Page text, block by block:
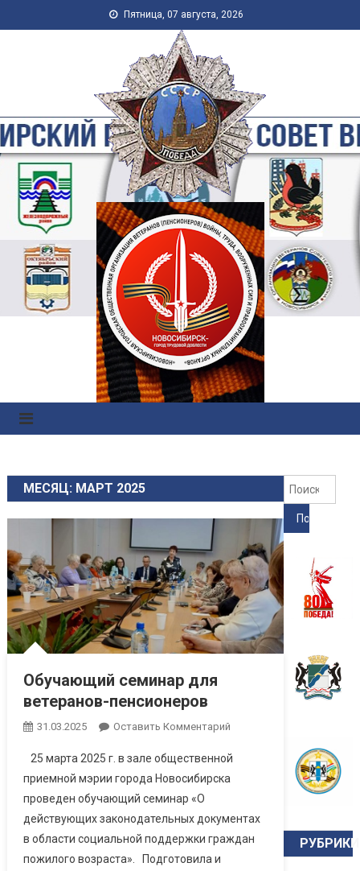
Пятница, 07 августа, 2026
Новосибирская Городская
Общественная Организация
Ветеранов-Пенсионеров
Войны, Труда, Военной
Службы и
Правоохранительных
Органов
МЕСЯЦ: МАРТ 2025
Обучающий семинар для
ветеранов-пенсионеров
31.03.2025 Оставить Комментарий
25 марта 2025 г. в зале общественной
приемной мэрии города Новосибирска
проведен обучающий семинар «О
действующих законодательных документах
в области социальной поддержки граждан
пожилого возраста». Подготовила и
РУБРИКИ